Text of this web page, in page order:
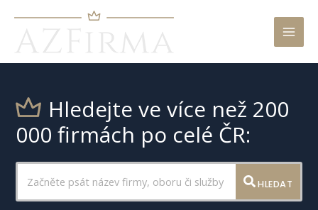
Hledejte ve více než 200
000 firmách po celé ČR:
HLEDAT